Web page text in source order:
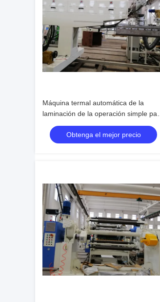
Máquina termal automática de la
laminación de la operación simple para
la base de papel de la pulgada 3-6
Obtenga el mejor precio